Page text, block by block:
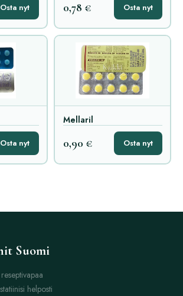
Osta nyt 0,78 € Osta nyt
Osta nyt
Mellaril
0,90 € Osta nyt
Suomi
helposti